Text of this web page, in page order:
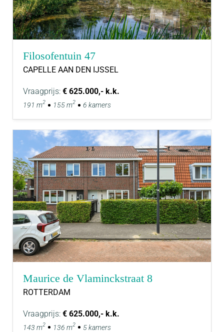
Filosofentuin 47
CAPELLE AAN DEN IJSSEL
Vraagprijs: € 625.000,- k.k.
191 m2 155 m2 6 kamers
Maurice de Vlaminckstraat 8
ROTTERDAM
Vraagprijs: € 625.000,- k.k.
143 m2 136 m2 5 kamers